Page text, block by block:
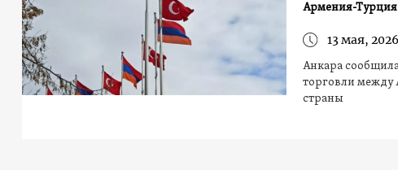
Армения-Турция
13 мая, 2026
Анкара
торговли между
страны